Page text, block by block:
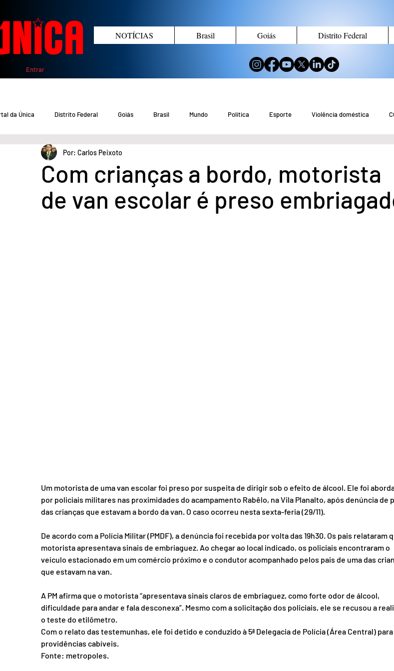
Entrar
NOTÍCIAS Brasil Goiás Distrito Federal
da Única Distrito Federal Goiás Brasil Mundo Política Esporte Violência doméstica
COVID-19 DF COVID-19 Brasil
Crime em Goiás Economia
Com crianças a bordo, motorista
de van escolar é preso
Por: Carlos Peixoto
Um motorista de uma van escolar foi preso por suspeita de dirigir sob o efeito de álcool. Ele foi
por policiais militares nas proximidades do acampamento Rabêlo, na Vila Planalto, após denúncia de
das crianças que estavam a bordo da van. O caso ocorreu nesta sexta-feria (29/11).
De acordo com a Polícia Militar (PMDF), a denúncia foi recebida por volta das 19h30. Os pais relataram
motorista apresentava sinais de embriaguez. Ao chegar ao local indicado, os policiais encontraram o
veículo estacionado em um comércio próximo e o condutor acompanhado pelos pais de uma das
que estavam na van.
A PM afirma que o motorista “apresentava sinais claros de embriaguez, como forte odor de álcool,
dificuldade para andar e fala desconexa”. Mesmo com a solicitação dos policiais, ele se recusou a
o teste do etilômetro.
Com o relato das testemunhas, ele foi detido e conduzido à 5ª Delegacia de Polícia (Área Central) para
providências cabíveis.
Fonte: metropoles.